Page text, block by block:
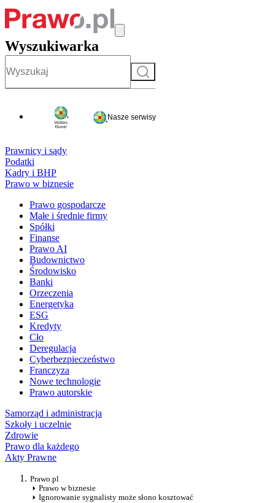
Wyszukiwarka
Szukaj
Nasze serwisy
Prawnicy i sądy
Podatki
Kadry i BHP
Prawo w biznesie
Prawo gospodarcze
Małe i średnie firmy
Spółki
Finanse
Prawo AI
Budownictwo
Środowisko
Banki
Orzeczenia
Energetyka
ESG
Kredyty
Cło
Deregulacja
Cyberbezpieczeństwo
Franczyza
Nowe technologie
Prawo autorskie
Samorząd i administracja
Szkoły i uczelnie
Zdrowie
Prawo dla każdego
Akty Prawne
Prawo.pl
Prawo w biznesie
Ignorowanie sygnalisty może słono kosztować